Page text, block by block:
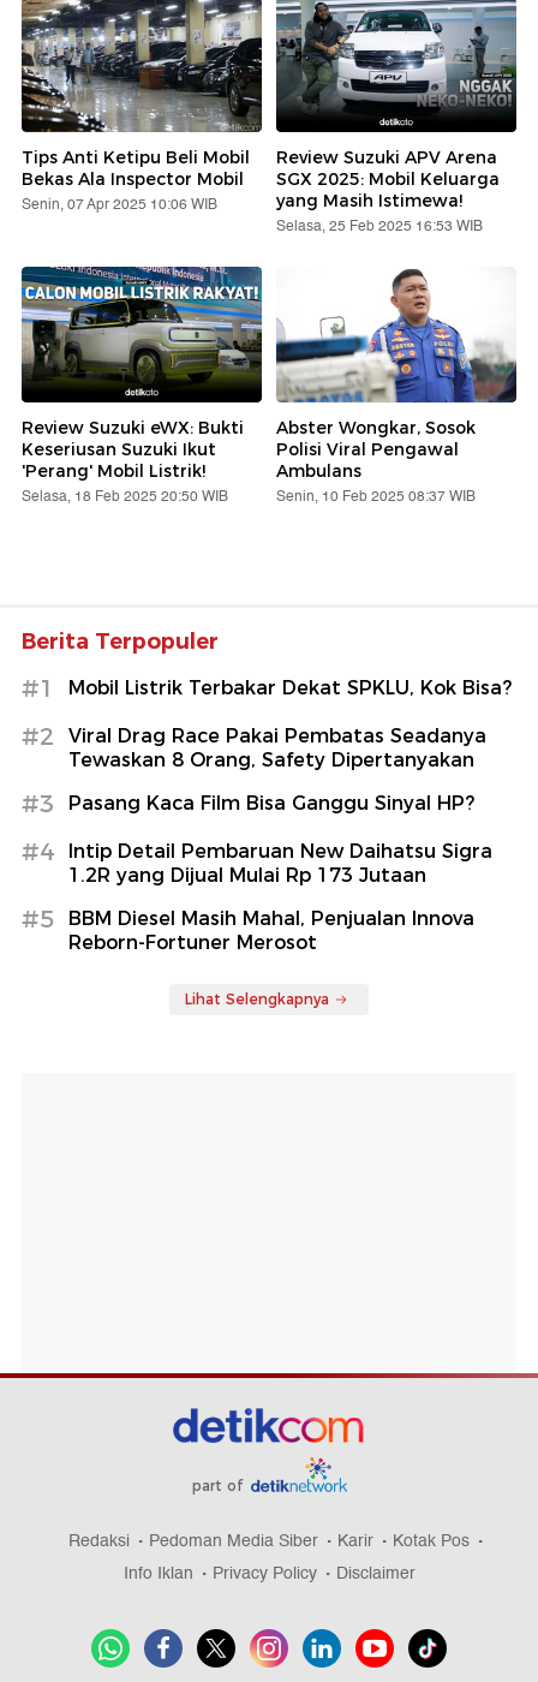
Tips Anti Ketipu Beli Mobil
Bekas Ala Inspector Mobil
Senin, 07 Apr 2025 10:06 WIB
Review Suzuki APV Arena
SGX 2025: Mobil Keluarga
yang Masih Istimewa!
Selasa, 25 Feb 2025 16:53 WIB
Review Suzuki eWX: Bukti
Keseriusan Suzuki Ikut
'Perang' Mobil Listrik!
Selasa, 18 Feb 2025 20:50 WIB
Abster Wongkar, Sosok
Polisi Viral Pengawal
Ambulans
Senin, 10 Feb 2025 08:37 WIB
Berita Terpopuler
#1 Mobil Listrik Terbakar Dekat SPKLU, Kok Bisa?
#2
Viral Drag Race Pakai Pembatas Seadanya
Tewaskan 8 Orang, Safety Dipertanyakan
#3 Pasang Kaca Film Bisa Ganggu Sinyal HP?
#4
Intip Detail Pembaruan New Daihatsu Sigra
1.2R yang Dijual Mulai Rp 173 Jutaan
#5
BBM Diesel Masih Mahal, Penjualan Innova
Reborn-Fortuner Merosot
Lihat Selengkapnya
part of
Redaksi Pedoman Media Siber Karir
Kotak Pos
Info Iklan
Privacy Policy Disclaimer